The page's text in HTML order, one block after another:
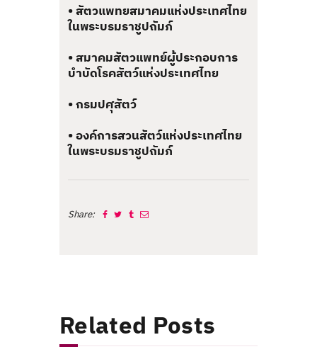
• สัตวแพทยสมาคมแห่งประเทศไทย
ในพระบรมราชูปถัมภ์
• สมาคมสัตวแพทย์ผู้ประกอบการ
บำบัดโรคสัตว์แห่งประเทศไทย
• กรมปศุสัตว์
• องค์การสวนสัตว์แห่งประเทศไทย
ในพระบรมราชูปถัมภ์
Share:
Related Posts